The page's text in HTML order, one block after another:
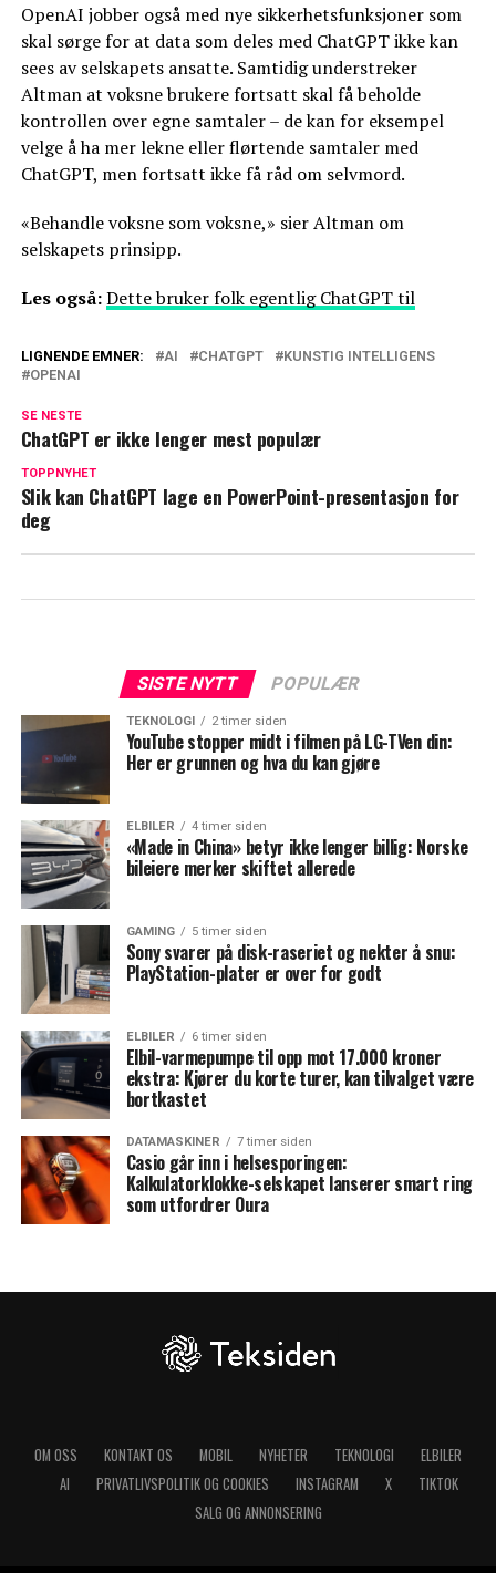
OpenAI jobber også med nye sikkerhetsfunksjoner som
skal sørge for at data som deles med ChatGPT ikke kan
sees av selskapets ansatte. Samtidig understreker
Altman at voksne brukere fortsatt skal få beholde
kontrollen over egne samtaler – de kan for eksempel
velge å ha mer lekne eller flørtende samtaler med
ChatGPT, men fortsatt ikke få råd om selvmord.
«Behandle voksne som voksne,» sier Altman om
selskapets prinsipp.
Les også:Dette bruker folk egentlig ChatGPT til
LIGNENDE EMNER: AI CHATGPT
KUNSTIG INTELLIGENS
OPENAI
SE NESTE
ChatGPT er ikke lenger mest populær
TOPPNYHET
Slik kan ChatGPT lage en PowerPoint-presentasjon for
deg
SISTE NYTT POPULÆR
TEKNOLOGI 2 timer siden
YouTube stopper midt i filmen på LG-TVen din:
Her er grunnen og hva du kan gjøre
ELBILER 4 timer siden
«Made in China» betyr ikke lenger billig: Norske
bileiere merker skiftet allerede
GAMING 5 timer siden
Sony svarer på disk-raseriet og nekter å snu:
PlayStation-plater er over for godt
ELBILER 6 timer siden
Elbil-varmepumpe til opp mot 17.000 kroner
ekstra: Kjører du korte turer, kan tilvalget være
bortkastet
DATAMASKINER 7 timer siden
Casio går inn i helsesporingen:
Kalkulatorklokke-selskapet lanserer smart ring
som utfordrer Oura
OM OSS KONTAKT OS MOBIL NYHETER TEKNOLOGI
ELBILER
AI
PRIVATLIVSPOLITIK OG COOKIES INSTAGRAM X
TIKTOK
SALG OG ANNONSERING